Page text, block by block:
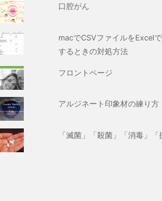
口腔がん
macでCSVファイルをExcel
するときの対処方法
フロントページ
アルジネート印象材の練り方
「滅菌」「殺菌」「消毒」